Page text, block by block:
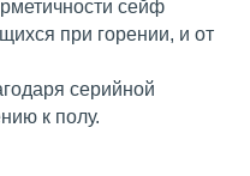
сейф
при горении, и от
серийной
к полу.